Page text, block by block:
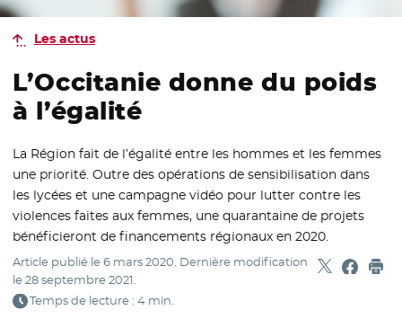
Les actus
L’Occitanie donne du poids
à l’égalité
La Région fait de l’égalité entre les hommes et les femmes
une priorité. Outre des opérations de sensibilisation dans
les lycées et une campagne vidéo pour lutter contre les
violences faites aux femmes, une quarantaine de projets
bénéficieront de financements régionaux en 2020.
Article publié le6 mars 2020. Dernière modification
le28 septembre 2021.
Temps de lecture : 4 min.
Partager
- Nouvelle
-